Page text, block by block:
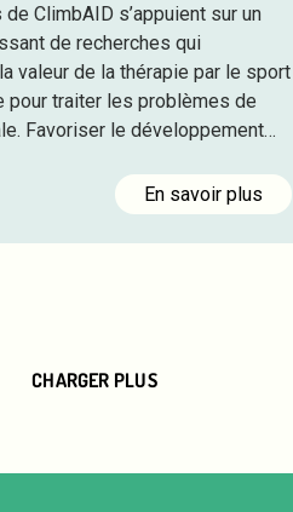
ClimbAID s’appuient sur un
de recherches qui
valeur de la thérapie par le sport
pour traiter les problèmes de
Favoriser le développement…
En savoir plus
CHARGER PLUS